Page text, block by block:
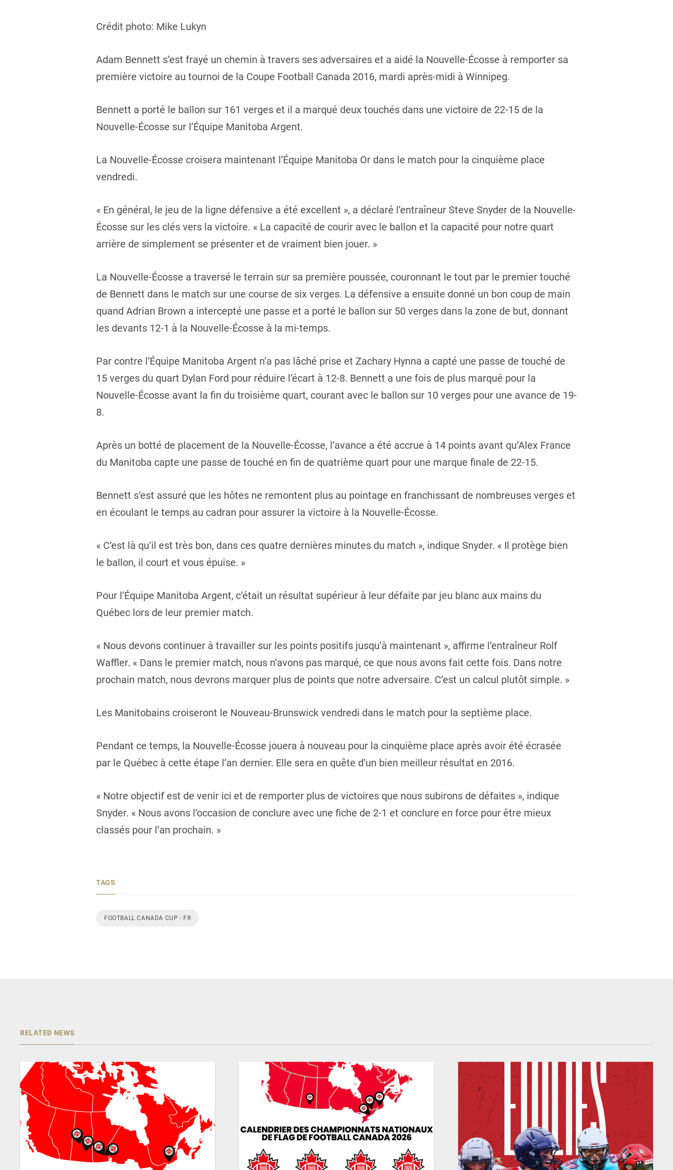
Crédit photo: Mike Lukyn
Adam Bennett s’est frayé un chemin à travers ses adversaires et a aidé la Nouvelle-Écosse à remporter sa
première victoire au tournoi de la Coupe Football Canada 2016, mardi après-midi à Winnipeg.
Bennett a porté le ballon sur 161 verges et il a marqué deux touchés dans une victoire de 22-15 de la
Nouvelle-Écosse sur l’Équipe Manitoba Argent.
La Nouvelle-Écosse croisera maintenant l’Équipe Manitoba Or dans le match pour la cinquième place
vendredi.
« En général, le jeu de la ligne défensive a été excellent », a déclaré l’entraîneur Steve Snyder de la Nouvelle-
Écosse sur les clés vers la victoire. « La capacité de courir avec le ballon et la capacité pour notre quart
arrière de simplement se présenter et de vraiment bien jouer. »
La Nouvelle-Écosse a traversé le terrain sur sa première poussée, couronnant le tout par le premier touché
de Bennett dans le match sur une course de six verges. La défensive a ensuite donné un bon coup de main
quand Adrian Brown a intercepté une passe et a porté le ballon sur 50 verges dans la zone de but, donnant
les devants 12-1 à la Nouvelle-Écosse à la mi-temps.
Par contre l’Équipe Manitoba Argent n’a pas lâché prise et Zachary Hynna a capté une passe de touché de
15 verges du quart Dylan Ford pour réduire l’écart à 12-8. Bennett a une fois de plus marqué pour la
Nouvelle-Écosse avant la fin du troisième quart, courant avec le ballon sur 10 verges pour une avance de 19-
8.
Après un botté de placement de la Nouvelle-Écosse, l’avance a été accrue à 14 points avant qu’Alex France
du Manitoba capte une passe de touché en fin de quatrième quart pour une marque finale de 22-15.
Bennett s’est assuré que les hôtes ne remontent plus au pointage en franchissant de nombreuses verges et
en écoulant le temps au cadran pour assurer la victoire à la Nouvelle-Écosse.
« C’est là qu’il est très bon, dans ces quatre dernières minutes du match », indique Snyder. « Il protège bien
le ballon, il court et vous épuise. »
Pour l’Équipe Manitoba Argent, c’était un résultat supérieur à leur défaite par jeu blanc aux mains du
Québec lors de leur premier match.
« Nous devons continuer à travailler sur les points positifs jusqu’à maintenant », affirme l’entraîneur Rolf
Waffler. « Dans le premier match, nous n’avons pas marqué, ce que nous avons fait cette fois. Dans notre
prochain match, nous devrons marquer plus de points que notre adversaire. C’est un calcul plutôt simple. »
Les Manitobains croiseront le Nouveau-Brunswick vendredi dans le match pour la septième place.
Pendant ce temps, la Nouvelle-Écosse jouera à nouveau pour la cinquième place après avoir été écrasée
par le Québec à cette étape l’an dernier. Elle sera en quête d’un bien meilleur résultat en 2016.
« Notre objectif est de venir ici et de remporter plus de victoires que nous subirons de défaites », indique
Snyder. « Nous avons l’occasion de conclure avec une fiche de 2-1 et conclure en force pour être mieux
classés pour l’an prochain. »
TAGS
FOOTBALL CANADA CUP - FR
RELATED NEWS